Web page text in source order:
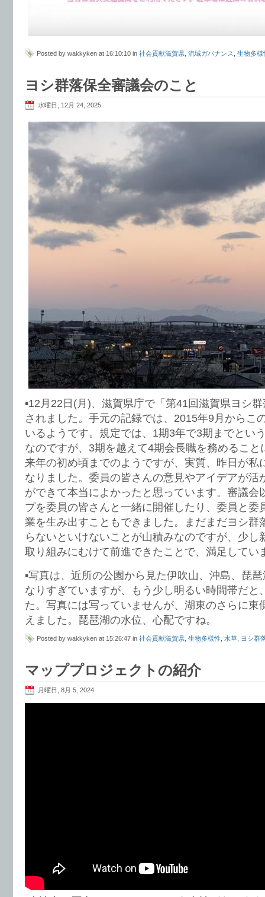
Posted by wakkyken at 16:10:10 in 社会貢献滋賀県 流域ガバナンス 生物多様
ヨシ群落保全審議会のこと
水曜日, 12月 24, 2025
▪️12月22日(月)、滋賀県庁で「第41回滋賀県ヨシ
されました。手元の記録では、2015年9月からこ
いるようです。規定では、1期3年で3期までとい
なのですが、3期を越えて4期会長職を務めること
来年の初め頃までのようですが、実質、昨日が私
なりました。委員の皆さんの意見やアイデアが活
ができて本当によかったと思っています。審議会
プを委員の皆さんと一緒に開催したり、委員と委
業を生み出すこともできました。まだまだヨシ群
らないといけないことが山積みなのですが、少し
取り組みにむけて前進できたことで、満足してい
▪️写真は、近所の公園から見た伊吹山、沖島、琵
なりすぎていますが、もう少し明るい時間帯だと
た。写真には写っていませんが、湖東のさらに東
えました。琵琶湖の水位、心配ですね。
Posted by wakkyken at 15:26:47 in 社会貢献滋賀県 生物多様性 水草 ヨシ群
マッププロジェクトの紹介
月曜日, 8月 5, 2024